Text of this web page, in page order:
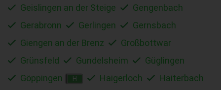
Geislingen an der Steige
Gengenbach
Gerabronn
Gerlingen
Gernsbach
Giengen an der Brenz
Großbottwar
Grünsfeld
Gundelsheim
Güglingen
Göppingen
H Haigerloch
Haiterbach